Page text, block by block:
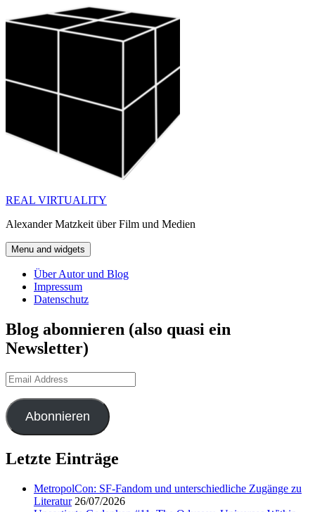
to
REAL VIRTUALITY
Alexander Matzkeit über Film und Medien
Menu and widgets
Über Autor und Blog
Impressum
Datenschutz
Blog abonnieren (also quasi ein
Newsletter)
Email
Address
Abonnieren
Letzte Einträge
MetropolCon: SF-Fandom und unterschiedliche Zugänge zu
Literatur 26/07/2026